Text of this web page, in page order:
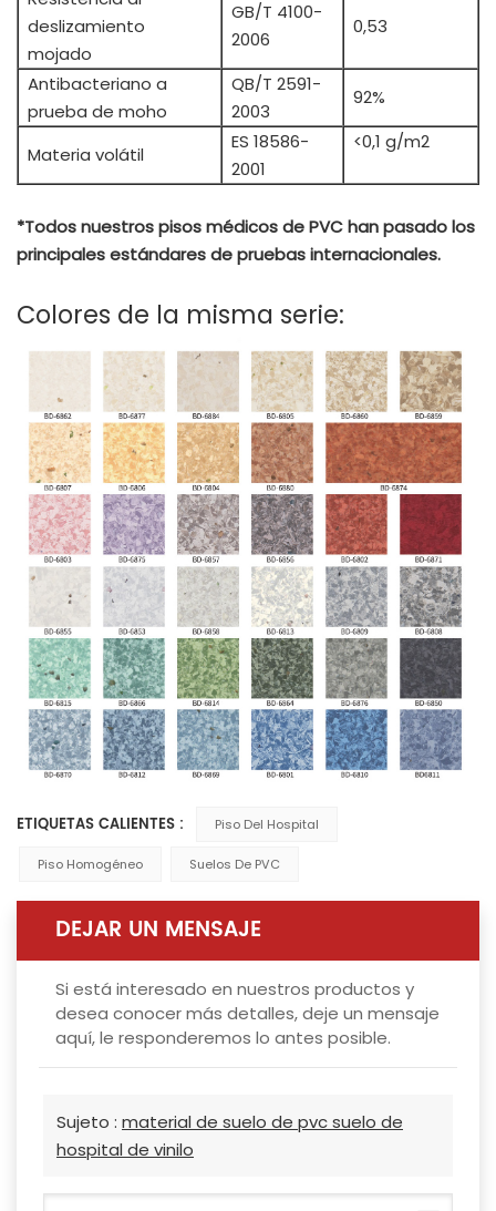
deslizamiento
mojado
GB/T 4100-
2006
0,53
Antibacteriano a
prueba de moho
QB/T 2591-
2003
92%
Materia volátil
ES 18586-
2001
<0,1 g/m2
*Todos nuestros pisos médicos de PVC han pasado los
principales estándares de pruebas internacionales.
Colores de la misma serie:
ETIQUETAS CALIENTES : Piso Del Hospital
Piso Homogéneo Suelos De PVC
DEJAR UN MENSAJE
Si está interesado en nuestros productos y
desea conocer más detalles, deje un mensaje
aquí, le responderemos lo antes posible.
Sujeto : material de suelo de pvc suelo de
hospital de vinilo